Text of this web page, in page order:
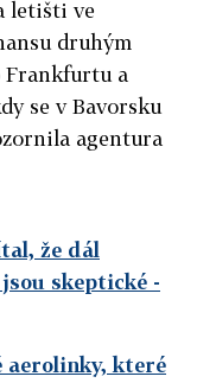
letišti ve
druhým
Frankfurtu a
se v Bavorsku
agentura
že dál
skeptické -
aerolinky, které